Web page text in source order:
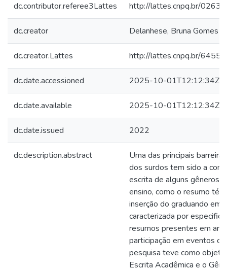
dc.contributor.referee3Lattes http://lattes.cnpq.br/
dc.creator Delanhese, Bruna Gomes
dc.creator.Lattes http://lattes.cnpq.br/
dc.date.accessioned 2025-10-01T12:12:34Z
dc.date.available 2025-10-01T12:12:34Z
dc.date.issued 2022
dc.description.abstract
Uma das principais
dos surdos tem sido a
escrita de alguns gêneros
ensino, como o resumo
inserção do graduando em
caracterizada por
resumos presentes em
participação em eventos
pesquisa teve como
Escrita Acadêmica e o